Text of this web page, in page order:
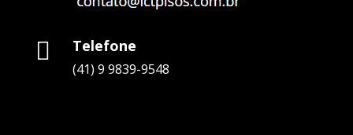
 Telefone
(41) 9 9839-9548